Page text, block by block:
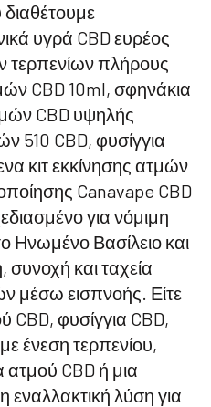
υγρά CBD ευρέος
πλήρους
CBD 10ml, σφηνάκια
CBD υψηλής
510 CBD, φυσίγγια
κιτ εκκίνησης ατμών
Canavape CBD
για νόμιμη
Ηνωμένο Βασίλειο και
συνοχή και ταχεία
μέσω εισπνοής. Είτε
CBD, φυσίγγια CBD,
ένεση τερπενίου,
CBD ή μια
λύση για